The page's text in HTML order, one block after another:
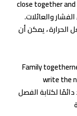
close together
والعائلات.
، يمكن أن
Family
write the
لكتابة الفصل